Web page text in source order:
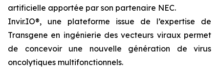
artificielle apportée par son partenaire NEC.
Invir.IO®, une plateforme issue de l’expertise de
Transgene en ingénierie des vecteurs viraux permet
de concevoir une nouvelle génération de virus
oncolytiques multifonctionnels.